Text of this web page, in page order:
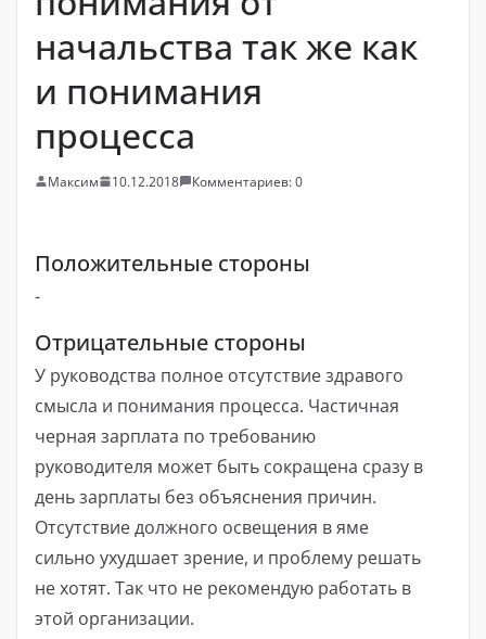
начальства так же как
и понимания
процесса
Максим 10.12.2018 Комментариев: 0
Положительные стороны
-
Отрицательные стороны
У руководства полное отсутствие здравого
смысла и понимания процесса. Частичная
черная зарплата по требованию
руководителя может быть сокращена сразу в
день зарплаты без объяснения причин.
Отсутствие должного освещения в яме
сильно ухудшает зрение, и проблему решать
не хотят. Так что не рекомендую работать в
этой организации.